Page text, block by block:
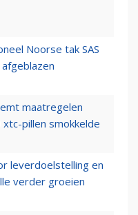
Noorse tak SAS
maatregelen
pillen smokkelde
leverdoelstelling en
verder groeien